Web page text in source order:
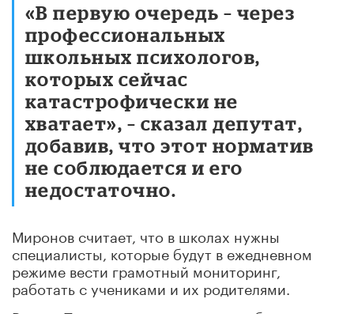
«В первую очередь – через
профессиональных
школьных психологов,
которых сейчас
катастрофически не
хватает», – сказал депутат,
добавив, что этот норматив
не соблюдается и его
недостаточно.
Миронов считает, что в школах нужны
специалисты, которые будут в ежедневном
режиме вести грамотный мониторинг,
работать с учениками и их родителями.